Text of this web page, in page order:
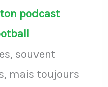
ton podcast
souvent
mais toujours